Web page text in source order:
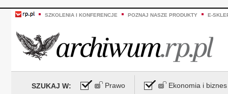
SZKOLENIA I KONFERENCJE POZNAJ NASZE PRODUKTY E-
SZUKAJ W: Prawo Ekonomia i biznes